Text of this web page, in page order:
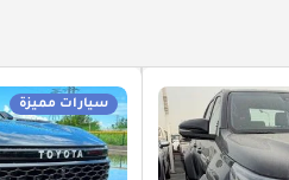
سيارات مميزة